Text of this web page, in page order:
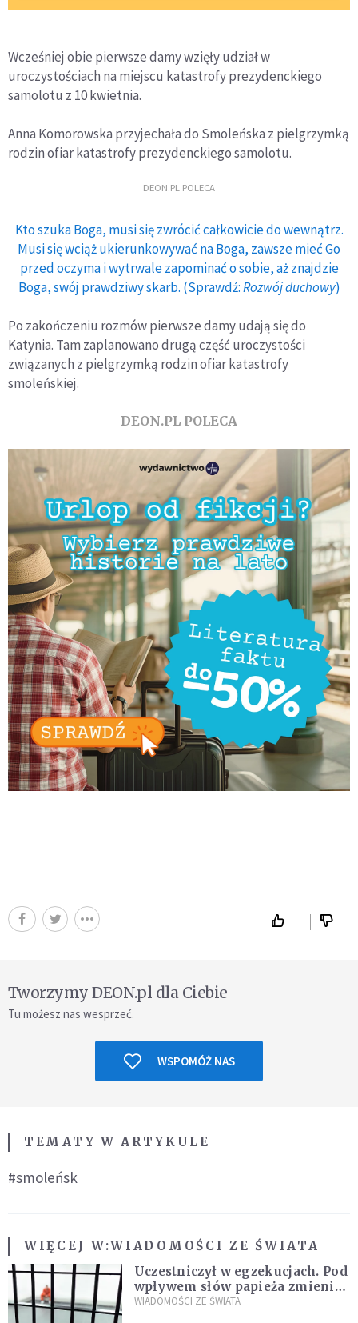
Wcześniej obie pierwsze damy wzięły udział w
uroczystościach na miejscu katastrofy prezydenckiego
samolotu z 10 kwietnia.
Anna Komorowska przyjechała do Smoleńska z pielgrzymką
rodzin ofiar katastrofy prezydenckiego samolotu.
DEON.PL POLECA
Kto szuka Boga, musi się zwrócić całkowicie do wewnątrz.
Musi się wciąż ukierunkowywać na Boga, zawsze mieć Go
przed oczyma i wytrwale zapominać o sobie, aż znajdzie
Boga, swój prawdziwy skarb. (Sprawdź:Rozwój duchowy)
Po zakończeniu rozmów pierwsze damy udają się do
Katynia. Tam zaplanowano drugą część uroczystości
związanych z pielgrzymką rodzin ofiar katastrofy
smoleńskiej.
DEON.PL POLECA
Tworzymy DEON.pl dla Ciebie
Tu możesz nas wesprzeć.
WSPOMÓŻ NAS
TEMATY W ARTYKULE
#smoleńsk
WIĘCEJ W:WIADOMOŚCI ZE ŚWIATA
Uczestniczył w egzekucjach. Pod
wpływem słów papieża zmienił
zdanie
WIADOMOŚCI ZE ŚWIATA